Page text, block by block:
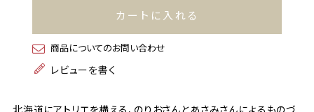
カートに入れる
商品についてのお問い合わせ
レビューを書く